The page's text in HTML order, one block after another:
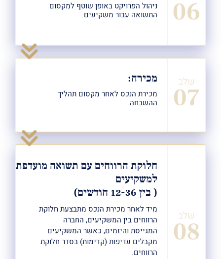
ניהול הפרויקט באופן שוטף למקסום
התשואה עבור משקיעים.
מכירה:
מכירת הנכס לאחר מקסום תהליך
ההשבחה.
חלוקת הרווחים עם תשואה מועדפת
למשקיעים
( בין 12-36 חודשים)
מיד לאחר מכירת הנכס מתבצעת חלוקת
הרווחים בין המשקיעים, החברה
המגייסת והיזמים, כאשר המשקיעים
מקבלים עדיפות (קדימות) בסדר חלוקת
הרווחים.